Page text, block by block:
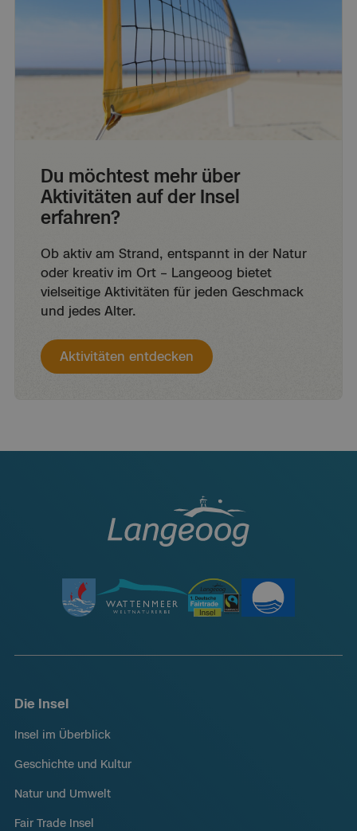
Du möchtest mehr über
Aktivitäten auf der Insel
erfahren?
Ob aktiv am Strand, entspannt in der Natur
oder kreativ im Ort – Langeoog bietet
vielseitige Aktivitäten für jeden Geschmack
und jedes Alter.
Aktivitäten entdecken
Die Insel
Insel im Überblick
Geschichte und Kultur
Natur und Umwelt
Fair Trade Insel